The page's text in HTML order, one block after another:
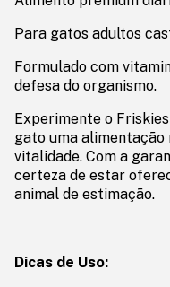
Para gatos adultos
Formulado com
defesa do organismo.
Experimente o
gato uma
vitalidade. Com a
certeza de estar
animal de estimação.
Dicas de Uso: